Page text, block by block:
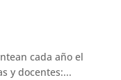
cada año el
y docentes:...